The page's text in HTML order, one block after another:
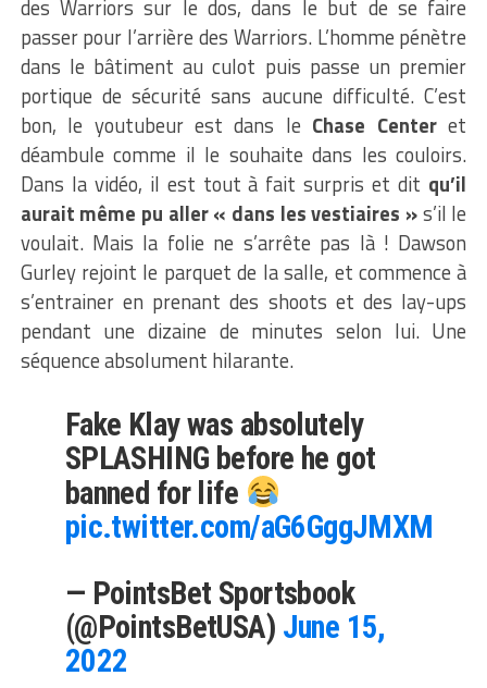
des Warriors sur le dos, dans le but de se faire
passer pour l’arrière des Warriors. L’homme pénètre
dans le bâtiment au culot puis passe un premier
portique de sécurité sans aucune difficulté. C’est
bon, le youtubeur est dans le Chase Centeret
déambule comme il le souhaite dans les couloirs.
Dans la vidéo, il est tout à fait surpris et dit qu’il
aurait même pu aller « dans les vestiaires »s’il le
voulait. Mais la folie ne s’arrête pas là ! Dawson
Gurley rejoint le parquet de la salle, et commence à
s’entrainer en prenant des shoots et des lay-ups
pendant une dizaine de minutes selon lui. Une
séquence absolument hilarante.
Fake Klay was absolutely
SPLASHING before he got
banned for life
pic.twitter.com/aG6GggJMXM
— PointsBet Sportsbook
(@PointsBetUSA) June 15,
2022